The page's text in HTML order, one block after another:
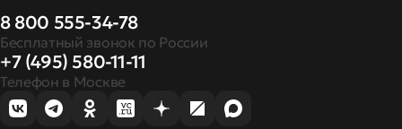
8 800 555-34-78
Бесплатный звонок по России
+7 (495) 580-11-11
Телефон в Москве